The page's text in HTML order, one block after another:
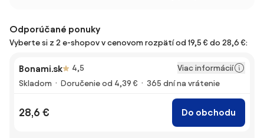
Odporúčané ponuky
Vyberte si z 2 e-shopov v cenovom rozpätí od 19,5 € do 28,6 €:
Bonami.sk 4,5
Viac informácií
Skladom
Doručenie od 4,39 € 365 dní na vrátenie
28,6 € Do obchodu